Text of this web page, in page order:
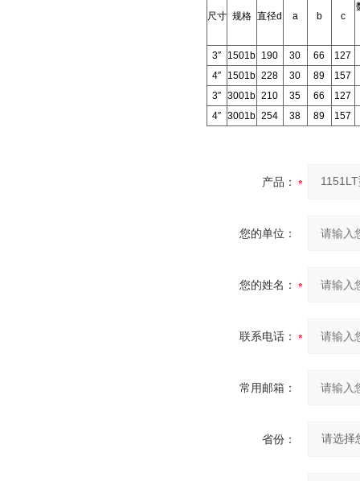
尺寸 规格 直径d a b c
3″ 1501b 190 30 66
127
4″
1501b 228 30 89
157
3″
3001b 210 35 66
127
4″
3001b 254 38 89 157
产品：
您的单位：
您的姓名：
联系电话：
常用邮箱：
省份：